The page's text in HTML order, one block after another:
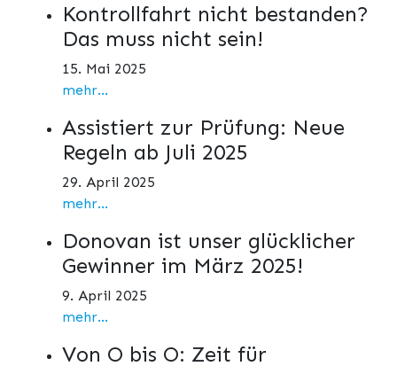
Kontrollfahrt nicht bestanden?
Das muss nicht sein!
15. Mai 2025
mehr...
Assistiert zur Prüfung: Neue
Regeln ab Juli 2025
29. April 2025
mehr...
Donovan ist unser glücklicher
Gewinner im März 2025!
9. April 2025
mehr...
Von O bis O: Zeit für